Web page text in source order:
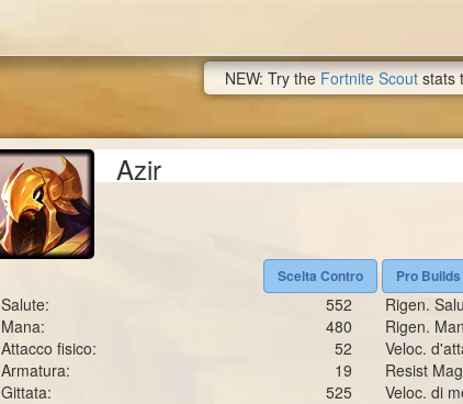
NEW: Try the Fortnite Scout stats
Azir
Scelta Contro Pro Builds
Salute: 552 Rigen.
Mana:
480 Rigen.
Attacco fisico:
52 Veloc.
Armatura:
19 Resist
Gittata:
525 Veloc. di